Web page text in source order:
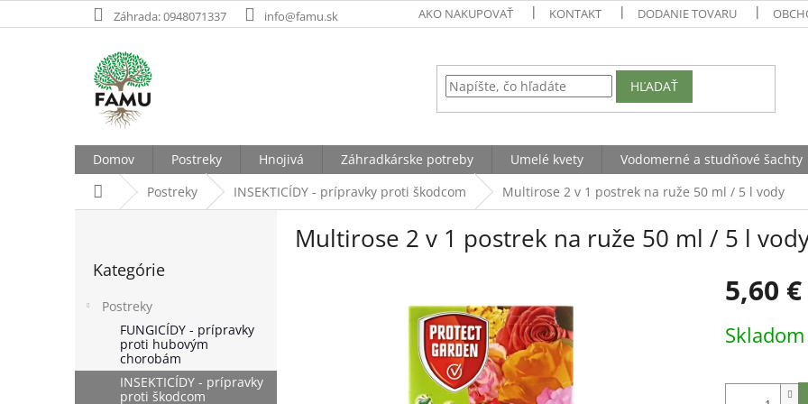
na
Záhrada: 0948071337 info@famu.sk AKO NAKUPOVAŤ KONTAKT DODANIE TOVARU
HĽADAŤ
Domov Postreky Hnojivá Záhradkárske potreby Umelé kvety Vodomerné a studňové šachty
DomovPostreky INSEKTICÍDY - prípravky proti škodcom Multirose 2 v 1 postrek na ruže 50 ml / 5 l vody
e
kategórie
Kategórie
Postreky
FUNGICÍDY - prípravky
proti hubovým
chorobám
INSEKTICÍDY - prípravky
proti škodcom
Multirose 2 v 1 postrek na ruže 50 ml / 5 l
5,60 €
cena:
Skladom